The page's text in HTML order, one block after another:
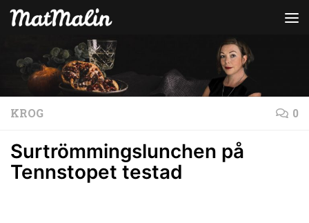
Hoppa till innehåll
KROG 0
Surtrömmingslunchen på
Tennstopet testad